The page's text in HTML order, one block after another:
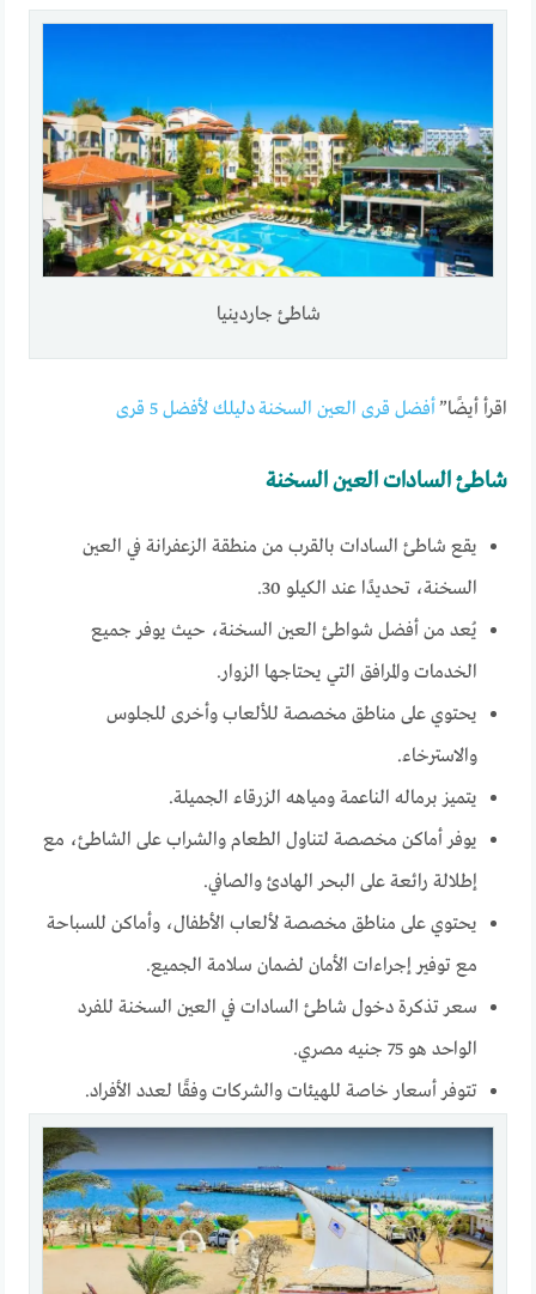
شاطئ جاردينيا
اقرأ أيضًا” أفضل قرى العين السخنة دليلك لأفضل 5 قرى
شاطئ السادات العين السخنة
يقع شاطئ السادات بالقرب من منطقة الزعفرانة في العين
السخنة، تحديدًا عند الكيلو 30.
يُعد من أفضل شواطئ العين السخنة، حيث يوفر جميع
الخدمات والمرافق التي يحتاجها الزوار.
يحتوي على مناطق مخصصة للألعاب وأخرى للجلوس
والاسترخاء.
يتميز برماله الناعمة ومياهه الزرقاء الجميلة.
يوفر أماكن مخصصة لتناول الطعام والشراب على الشاطئ، مع
إطلالة رائعة على البحر الهادئ والصافي.
يحتوي على مناطق مخصصة لألعاب الأطفال، وأماكن للسباحة
مع توفير إجراءات الأمان لضمان سلامة الجميع.
سعر تذكرة دخول شاطئ السادات في العين السخنة للفرد
الواحد هو 75 جنيه مصري.
تتوفر أسعار خاصة للهيئات والشركات وفقًا لعدد الأفراد.